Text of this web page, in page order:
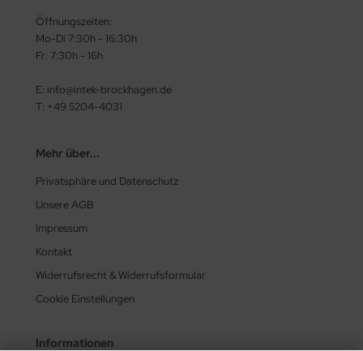
Öffnungszeiten:
Mo-Di 7:30h - 16:30h
Fr: 7:30h - 16h
E: info@intek-brockhagen.de
T: +49 5204-4031
Mehr über...
Privatsphäre und Datenschutz
Unsere AGB
Impressum
Kontakt
Widerrufsrecht & Widerrufsformular
Cookie Einstellungen
Informationen